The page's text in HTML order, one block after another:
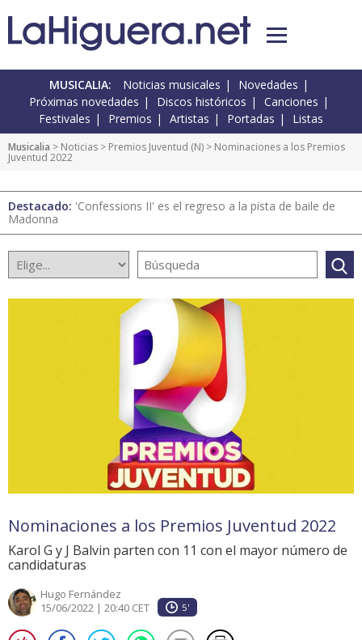
MUSICALIA: Noticias musicales
Novedades
Próximas novedades
Discos históricos
Canciones
Festivales
Premios Artistas Portadas Listas
Musicalia > Noticias > Premios Juventud (N) > Nominaciones a los Premios
Juventud 2022
Destacado: 'Confessions II' es el regreso a la pista de baile de
Madonna
Nominaciones a los Premios Juventud 2022
Karol G y J Balvin parten con 11 con el mayor número de
candidaturas
Hugo Fernández
15/06/2022 | 20:40 CET
5'